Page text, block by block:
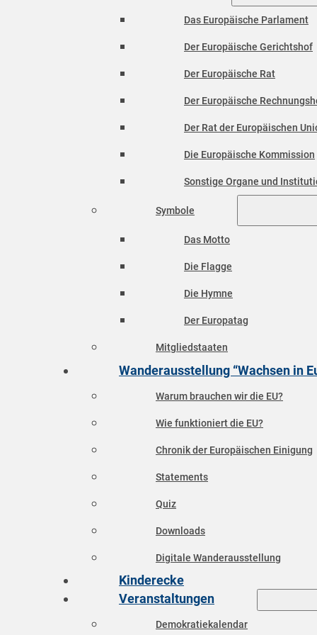
Das Europäische Parlament
Der Europäische Gerichtshof
Der Europäische Rat
Der Europäische
Der Rat der Europäischen
Die Europäische Kommission
Sonstige Organe und
Symbole
Das Motto
Die Flagge
Die Hymne
Der Europatag
Mitgliedstaaten
Wanderausstellung “Wachsen in
Warum brauchen wir die EU?
Wie funktioniert die EU?
Chronik der Europäischen Einigung
Statements
Quiz
Downloads
Digitale Wanderausstellung
Kinderecke
Veranstaltungen
Demokratiekalendar